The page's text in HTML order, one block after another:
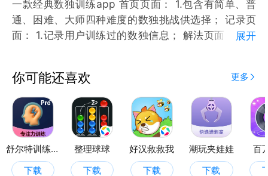
一款经典数独训练app 首页页面： 1.包含有简单、普
通、困难、大师四种难度的数独挑战供选择； 记录页
面： 1.记录用户训练过的数独信息； 解法页面 1.包含
等功能模块； app更新： 1.检测到新版本时间，提示
用户有新版本及新版本内容，用户可以根据自己情况选
择更新与否。
展开
你可能还喜欢 更多
舒尔特训练Pro
下载
整理球球
下载
好汉救救我
下载
潮玩夹娃娃
下载
百